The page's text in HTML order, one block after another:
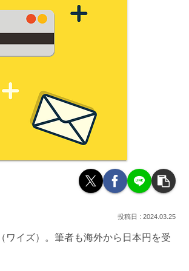
2024.03.25
ワイズ）。筆者も海外から日本円を受